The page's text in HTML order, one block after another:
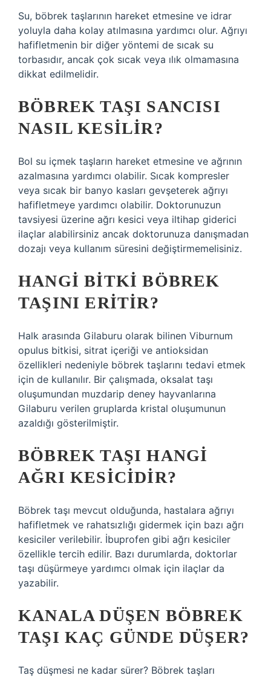
Su, böbrek taşlarının hareket etmesine ve idrar
yoluyla daha kolay atılmasına yardımcı olur. Ağrıyı
hafifletmenin bir diğer yöntemi de sıcak su
torbasıdır, ancak çok sıcak veya ılık olmamasına
dikkat edilmelidir.
BÖBREK TAŞI SANCISI
NASIL KESILIR?
Bol su içmek taşların hareket etmesine ve ağrının
azalmasına yardımcı olabilir. Sıcak kompresler
veya sıcak bir banyo kasları gevşeterek ağrıyı
hafifletmeye yardımcı olabilir. Doktorunuzun
tavsiyesi üzerine ağrı kesici veya iltihap giderici
ilaçlar alabilirsiniz ancak doktorunuza danışmadan
dozajı veya kullanım süresini değiştirmemelisiniz.
HANGI BITKI BÖBREK
TAŞINI ERITIR?
Halk arasında Gilaburu olarak bilinen Viburnum
opulus bitkisi, sitrat içeriği ve antioksidan
özellikleri nedeniyle böbrek taşlarını tedavi etmek
için de kullanılır. Bir çalışmada, oksalat taşı
oluşumundan muzdarip deney hayvanlarına
Gilaburu verilen gruplarda kristal oluşumunun
azaldığı gösterilmiştir.
BÖBREK TAŞI HANGI
AĞRI KESICIDIR?
Böbrek taşı mevcut olduğunda, hastalara ağrıyı
hafifletmek ve rahatsızlığı gidermek için bazı ağrı
kesiciler verilebilir. İbuprofen gibi ağrı kesiciler
özellikle tercih edilir. Bazı durumlarda, doktorlar
taşı düşürmeye yardımcı olmak için ilaçlar da
yazabilir.
KANALA DÜŞEN BÖBREK
TAŞI KAÇ GÜNDE DÜŞER?
Taş düşmesi ne kadar sürer? Böbrek taşları